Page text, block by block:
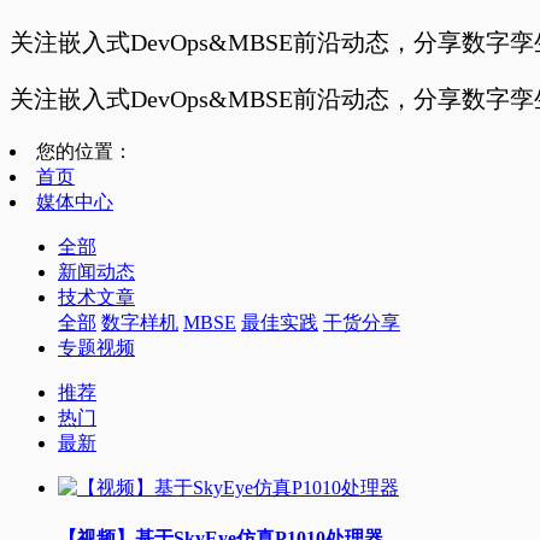
关注嵌入式DevOps&MBSE前沿动态，分享数字
关注嵌入式DevOps&MBSE前沿动态，分享数字
您的位置：
首页
媒体中心
全部
新闻动态
技术文章
全部 数字样机 MBSE 最佳实践 干货分享
专题视频
推荐
热门
最新